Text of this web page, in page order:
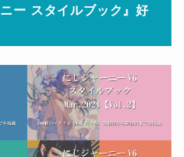
ー スタイルブック』好